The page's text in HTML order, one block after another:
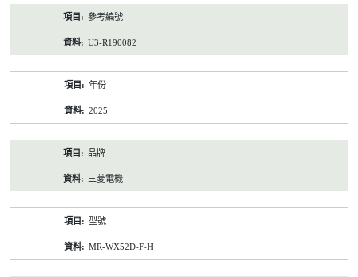
參考編號
U3-R190082
年份
2025
品牌
三菱電機
型號
MR-WX52D-F-H